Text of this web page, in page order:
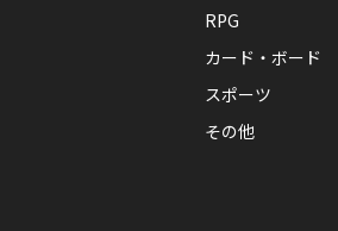
RPG
カード・ボード
スポーツ
その他